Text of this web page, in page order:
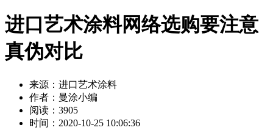
进口艺术涂料网络选购要注意
真伪对比
来源：进口艺术涂料
作者：曼涂小编
阅读：3905
时间：2020-10-25 10:06:36